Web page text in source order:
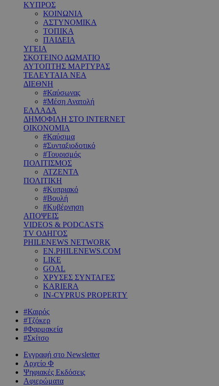
ΚΥΠΡΟΣ
ΚΟΙΝΩΝΙΑ
ΑΣΤΥΝΟΜΙΚΑ
ΤΟΠΙΚΑ
ΠΑΙΔΕΙΑ
ΥΓΕΙΑ
ΣΚΟΤΕΙΝΟ ΔΩΜΑΤΙΟ
ΑΥΤΟΠΤΗΣ ΜΑΡΤΥΡΑΣ
ΤΕΛΕΥΤΑΙΑ ΝΕΑ
ΔΙΕΘΝΗ
#Καύσωνας
#Μέση Ανατολή
ΕΛΛΑΔΑ
ΔΗΜΟΦΙΛΗ ΣΤΟ INTERNET
ΟΙΚΟΝΟΜΙΑ
#Καύσιμα
#Συνταξιοδοτικό
#Τουρισμός
ΠΟΛΙΤΙΣΜΟΣ
ΑΤΖΕΝΤΑ
ΠΟΛΙΤΙΚΗ
#Κυπριακό
#Βουλή
#Κυβέρνηση
ΑΠΟΨΕΙΣ
VIDEOS & PODCASTS
TV ΟΔΗΓΟΣ
PHILENEWS NETWORK
EN.PHILENEWS.COM
LIKE
GOAL
ΧΡΥΣΕΣ ΣΥΝΤΑΓΕΣ
KARIERA
IN-CYPRUS PROPERTY
#Καιρός
#Τζόκερ
#Φαρμακεία
#Σκίτσο
Εγγραφή στο Newsletter
Αρχείο Φ
Ψηφιακές Εκδόσεις
Αφιερώματα